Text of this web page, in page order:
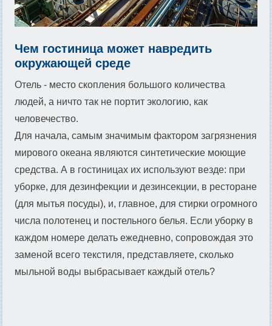
Чем гостиница может навредить
окружающей среде
Отель - место скопления большого количества
людей, а ничто так не портит экологию, как
человечество.
Для начала, самым значимым фактором загрязнения
мирового океана являются синтетические моющие
средства. А в гостиницах их используют везде: при
уборке, для дезинфекции и дезинсекции, в ресторане
(для мытья посуды), и, главное, для стирки огромного
числа полотенец и постельного белья. Если уборку в
каждом номере делать ежедневно, сопровождая это
заменой всего текстиля, представляете, сколько
мыльной воды выбрасывает каждый отель?